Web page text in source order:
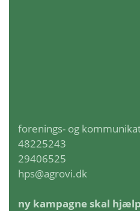
forenings- og
48225243
29406525
hps@agrovi.dk
ny kampagne skal